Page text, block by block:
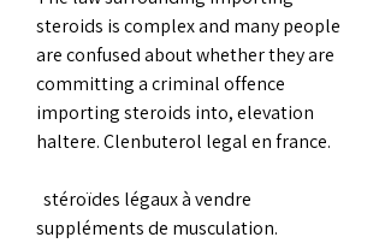
steroids is complex and many people
are confused about whether they are
committing a criminal offence
importing steroids into, elevation
haltere. Clenbuterol legal en france.
suppléments de musculation.